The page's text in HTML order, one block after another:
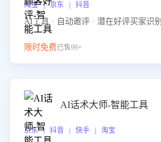
淘宝 | 京东 | 抖音
AI工具 · 自动邀评 · 潜在好评买家识别
限时免费已售99+
AI话术大师-智能工具
京东 | 抖音 | 快手 | 淘宝